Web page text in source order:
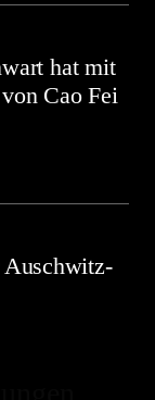
hat mit
Cao Fei
Auschwitz-